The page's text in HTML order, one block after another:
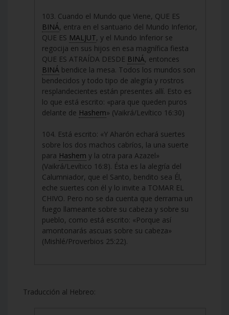
103. Cuando el Mundo que Viene, QUE ES
BINÁ, entra en el santuario del Mundo Inferior,
QUE ES MALJUT, y el Mundo Inferior se
regocija en sus hijos en esa magnífica fiesta
QUE ES ATRAÍDA DESDE BINÁ, entonces
BINÁ bendice la mesa. Todos los mundos son
bendecidos y todo tipo de alegría y rostros
resplandecientes están presentes allí. Esto es
lo que está escrito: «para que queden puros
delante de Hashem» (Vaikrá/Levítico 16:30)
104. Está escrito: «Y Aharón echará suertes
sobre los dos machos cabríos, la una suerte
para Hashem y la otra para Azazel»
(Vaikrá/Levítico 16:8). Ésta es la alegría del
Calumniador, que el Santo, bendito sea Él,
eche suertes con él y lo invite a TOMAR EL
CHIVO. Pero no se da cuenta que derrama un
fuego llameante sobre su cabeza y sobre su
pueblo, como está escrito: «Porque así
amontonarás ascuas sobre su cabeza»
(Mishlé/Proverbios 25:22).
Traducción al Hebreo: